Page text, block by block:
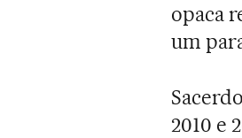
opaca
um
2010 e